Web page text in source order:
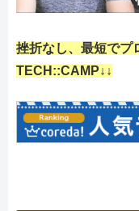
挫折なし、最短でプ
TECH::CAMP↓↓